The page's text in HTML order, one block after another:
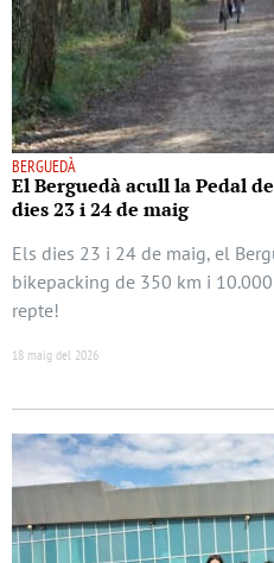
BERGUEDÀ
El Berguedà acull la Pedal
dies 23 i 24 de maig
Els dies 23 i 24 de maig, el
bikepacking de 350 km i
repte!
18 maig del 2026